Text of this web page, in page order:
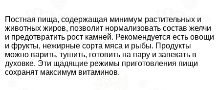
Постная пища, содержащая минимум растительных и
животных жиров, позволит нормализовать состав желчи
и предотвратить рост камней. Рекомендуется есть овощи
и фрукты, нежирные сорта мяса и рыбы. Продукты
можно варить, тушить, готовить на пару и запекать в
духовке. Эти щадящие режимы приготовления пищи
сохранят максимум витаминов.